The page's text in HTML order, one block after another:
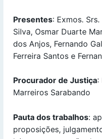
Presentes: Exmos.
Silva, Osmar Duarte
dos Anjos, Fernando
Ferreira Santos e
Procurador de Justiça:
Marreiros Sarabando
Pauta dos trabalhos:
proposições,